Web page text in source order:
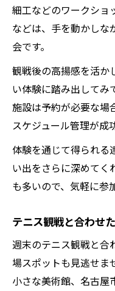
細工などのワークショ
などは、手を動かしな
会です。
観戦後の高揚感を活か
い体験に踏み出してみ
施設は予約が必要な場
スケジュール管理が成
体験を通じて得られる
い出をさらに深めてく
も多いので、気軽に参
テニス観戦と合わせ
週末のテニス観戦と合
場スポットも見逃せま
小さな美術館、名古屋